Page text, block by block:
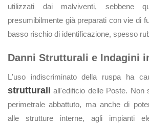
utilizzati dai malviventi, sebbene
presumibilmente già preparati con vie di
basso rischio di identificazione, spesso
Danni Strutturali e Indagini
L'uso indiscriminato della ruspa ha
strutturali all'edificio delle Poste. Non
perimetrale abbattuto, ma anche di
alle strutture interne, agli impianti